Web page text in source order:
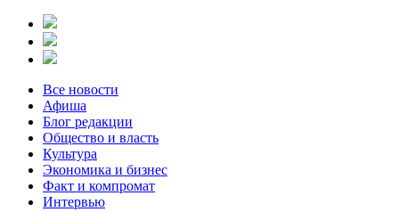
Все новости
Афиша
Блог редакции
Общество и власть
Культура
Экономика и бизнес
Факт и компромат
Интервью